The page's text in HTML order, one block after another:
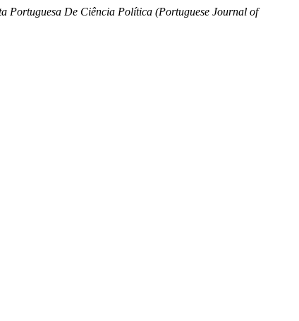
Portuguesa De Ciência Política (Portuguese Journal of